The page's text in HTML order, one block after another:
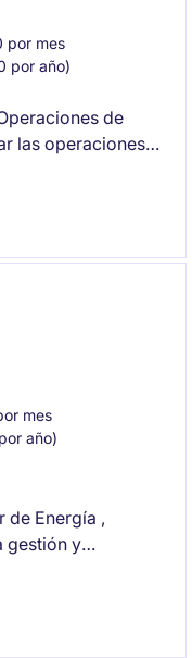
por mes
por año)
de
las operaciones
implica la
de recursos y
mes
año)
de Energía ,
gestión y
de la
equipos de